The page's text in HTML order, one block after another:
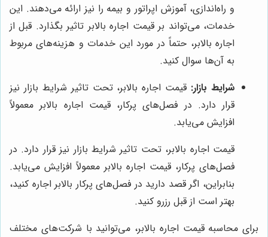
و راه‌اندازی، آموزش اپراتور و بیمه را نیز ارائه می‌دهند. این
خدمات، می‌تواند بر قیمت اجاره بالابر تاثیر بگذارد. قبل از
اجاره بالابر، حتماً در مورد این خدمات و هزینه‌های مربوط
به آن‌ها سوال کنید.
شرایط بازار: قیمت اجاره بالابر، تحت تاثیر شرایط بازار نیز
قرار دارد. در فصل‌های پرکار، قیمت اجاره بالابر معمولاً
افزایش می‌یابد.
قیمت اجاره بالابر، تحت تاثیر شرایط بازار نیز قرار دارد. در
فصل‌های پرکار، قیمت اجاره بالابر معمولاً افزایش می‌یابد.
بنابراین، اگر قصد دارید در فصل‌های پرکار بالابر اجاره کنید،
بهتر است از قبل رزرو کنید.
برای محاسبه قیمت اجاره بالابر، می‌توانید با شرکت‌های مختلف